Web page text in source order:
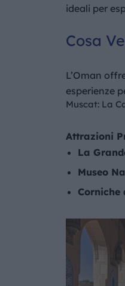
ideali per
Cosa
L’Oman
esperienze
Muscat: La
Attrazioni
La
Museo
Corniche